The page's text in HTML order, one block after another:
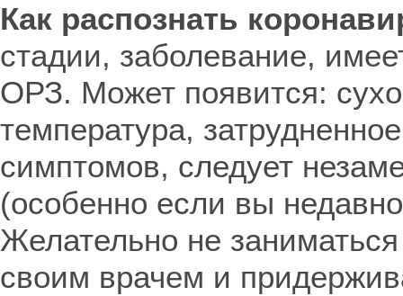
Как распознать
стадии, заболевание,
ОРЗ. Может появится:
температура,
симптомов, следует
(особенно если вы
Желательно не
своим врачем и